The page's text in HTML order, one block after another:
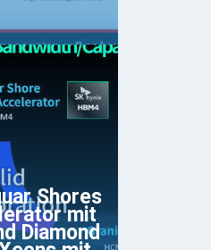
Shores
mit
Diamond